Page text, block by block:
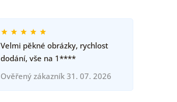
Velmi pěkné obrázky, rychlost
dodání, vše na 1****
Ověřený zákazník 31. 07. 2026